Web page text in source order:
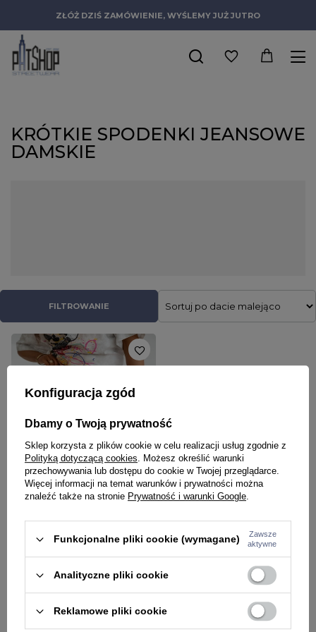
ZŁÓŻ DZIŚ ZAMÓWIENIE, WYŚLEMY JUŻ JUTRO
KRÓTKIE SPODENKI JEANSOWE
DAMSKIE
FILTROWANIE
W PROMOCJI
NASZ BESTSELLER
Spodenki jeansowe szorty damskie
158,00 zł
Krótkie spodenki damskie jeansowe –
Konfiguracja zgód
Dbamy o Twoją prywatność
Sklep korzysta z plików cookie w celu realizacji usług zgodnie z
Polityką dotyczącą cookies. Możesz określić warunki
przechowywania lub dostępu do cookie w Twojej przeglądarce.
Więcej informacji na temat warunków i prywatności można
znaleźć także na stronie Prywatność i warunki Google.
Funkcjonalne pliki cookie (wymagane)
Zawsze
aktywne
Analityczne pliki cookie
Reklamowe pliki cookie